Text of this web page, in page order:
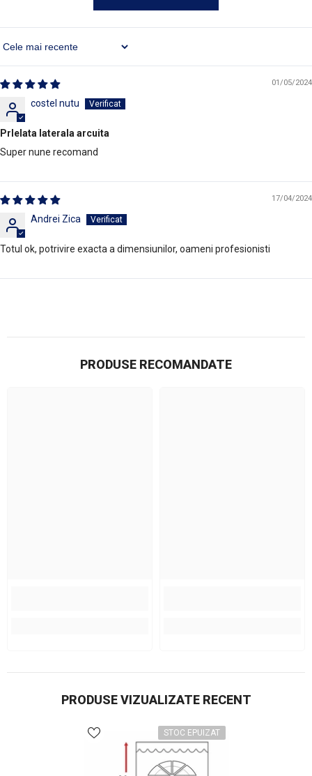
Sort By
01/05/2024
costel nutu
Prlelata laterala arcuita
Super nune recomand
17/04/2024
Andrei Zica
Totul ok, potrivire exacta a dimensiunilor, oameni profesionisti
PRODUSE RECOMANDATE
PRODUSE VIZUALIZATE RECENT
STOC EPUIZAT